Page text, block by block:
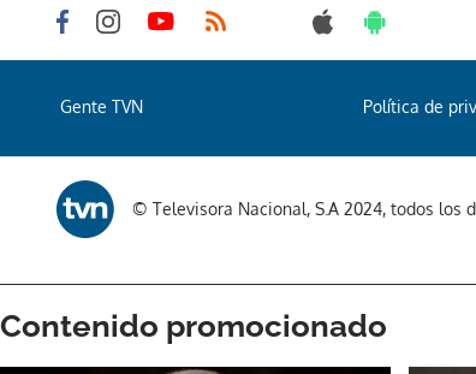
Gente TVN Política de
© Televisora Nacional, S.A 2024, todos los